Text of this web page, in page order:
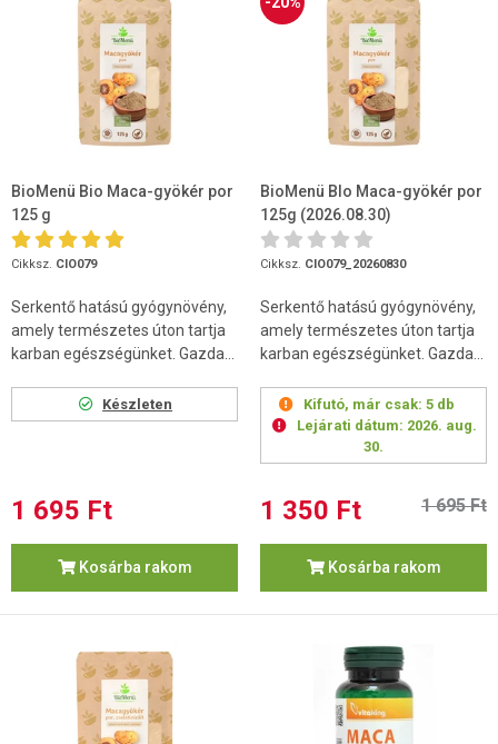
BioMenü Bio Maca-gyökér por
125 g
Cikksz. CIO079
Serkentő hatású gyógynövény,
amely természetes úton tartja
karban egészségünket. Gazda...
Készleten
1 695 Ft
Kosárba rakom
BioMenü BIo Maca-gyökér por
125g (2026.08.30)
Cikksz. CIO079_20260830
Serkentő hatású gyógynövény,
amely természetes úton tartja
karban egészségünket. Gazda...
Kifutó, már csak: 5 db
Lejárati dátum: 2026. aug.
30.
1 350 Ft 1 695 Ft
Kosárba rakom